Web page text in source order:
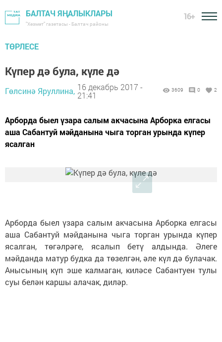
БАЛТАЧ ЯҢАЛЫКЛАРЫ
"Хезмәт" газетасы - Балтач районы
16+
ТӨРЛЕСЕ
Күпер дә була, күле дә
Гөлсинә Яруллина, 16 декабрь 2017 -
21:41
3609 0 2
Арборда быел үзара салым акчасына Арборка елгасы
аша Сабантуй мәйданына чыга торган урында күпер
ясалган
Арборда быел үзара салым акчасына Арборка елгасы
аша Сабантуй мәйданына чыга торган урында күпер
ясалган, төгәлрәге, ясалып бетү алдында. Әлеге
мәйданда матур будка да төзелгән, әле күл дә булачак.
Анысының күп эше калмаган, киләсе Сабантуен тулы
суы белән каршы алачак, диләр.